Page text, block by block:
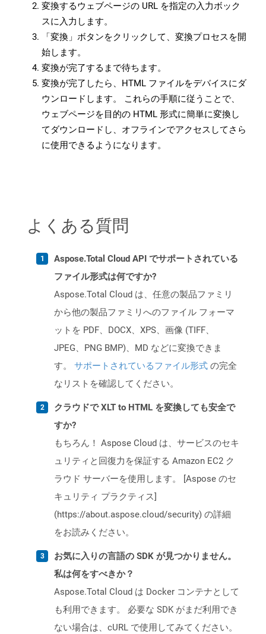
変換するウェブページの URL を指定の入力ボック
スに入力します。
「変換」ボタンをクリックして、変換プロセスを開
始します。
変換が完了するまで待ちます。
変換が完了したら、HTML ファイルをデバイスにダ
ウンロードします。 これらの手順に従うことで、
ウェブページを目的の HTML 形式に簡単に変換し
てダウンロードし、オフラインでアクセスしてさら
に使用できるようになります。
よくある質問
Aspose.Total Cloud API でサポートされている
ファイル形式は何ですか?
Aspose.Total Cloud は、任意の製品ファミリ
から他の製品ファミリへのファイル フォーマ
ットを PDF、DOCX、XPS、画像 (TIFF、
JPEG、PNG BMP)、MD などに変換できま
す。 サポートされているファイル形式 の完全
なリストを確認してください。
クラウドで XLT to HTML を変換しても安全で
すか?
もちろん！ Aspose Cloud は、サービスのセキ
ュリティと回復力を保証する Amazon EC2 ク
ラウド サーバーを使用します。 [Aspose のセ
キュリティ プラクティス]
(https://about.aspose.cloud/security) の詳細
をお読みください。
お気に入りの言語の SDK が見つかりません。
私は何をすべきか？
Aspose.Total Cloud は Docker コンテナとして
も利用できます。 必要な SDK がまだ利用でき
ない場合は、cURL で使用してみてください。